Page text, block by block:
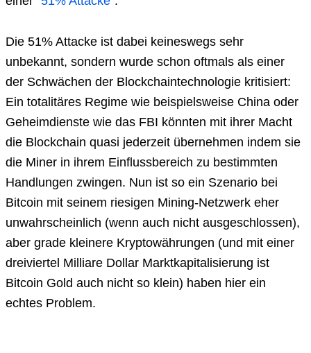
Die 51% Attacke ist dabei keineswegs sehr
unbekannt, sondern wurde schon oftmals als einer
der Schwächen der Blockchaintechnologie kritisiert:
Ein totalitäres Regime wie beispielsweise China oder
Geheimdienste wie das FBI könnten mit ihrer Macht
die Blockchain quasi jederzeit übernehmen indem sie
die Miner in ihrem Einflussbereich zu bestimmten
Handlungen zwingen. Nun ist so ein Szenario bei
Bitcoin mit seinem riesigen Mining-Netzwerk eher
unwahrscheinlich (wenn auch nicht ausgeschlossen),
aber grade kleinere Kryptowährungen (und mit einer
dreiviertel Milliare Dollar Marktkapitalisierung ist
Bitcoin Gold auch nicht so klein) haben hier ein
echtes Problem.